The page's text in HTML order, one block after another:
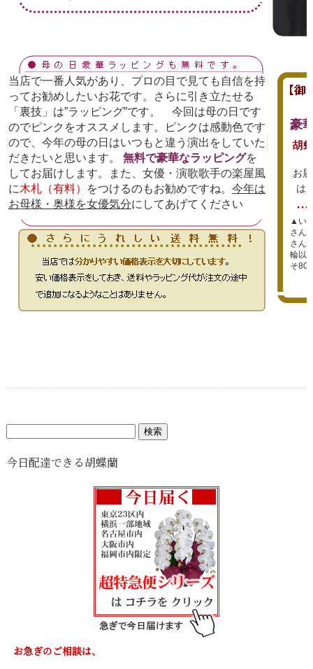
当店で一番人気があり、プロの目で見ても自信を持
ってお勧めしたいお花です。さらに引き立たせる
「裏技」は”ラッピング”です。 今回は母の日です
のでピンクをオススメします。ピンクは感動色です
ので、今年の母の日はいつもと違う演出をしていた
だきたいと思います。 無料で豪華なラッピングを
してお届けします。また、女優・演歌歌手の楽屋風
に木札（有料） をつけるのもお勧めですね。 今年は
お母様・奥様を女優気分にしてあげてください
豪
お
は
▲い
さん
さん
輪以
そ80-
今日配達できる胡蝶蘭
お急ぎのご相談は、